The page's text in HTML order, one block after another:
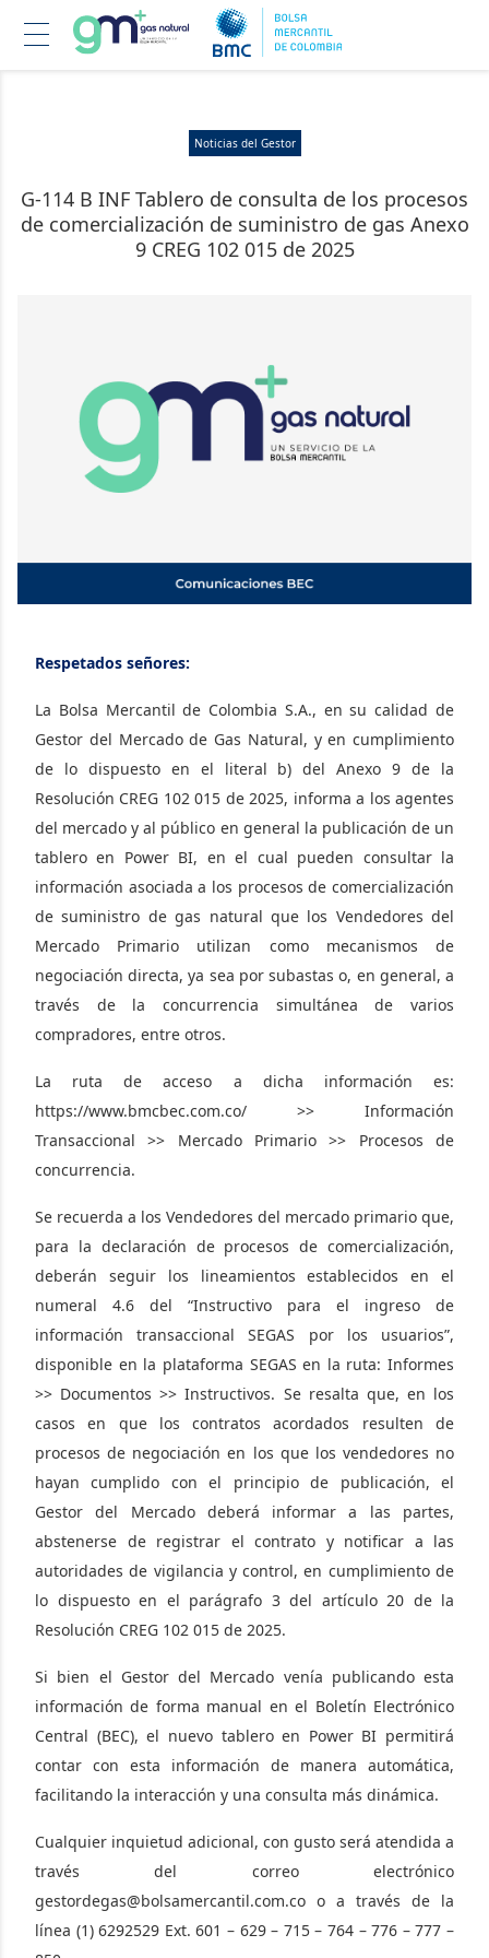
principal
Noticias del Gestor
G-114 B INF Tablero de consulta de los procesos
de comercialización de suministro de gas Anexo
9 CREG 102 015 de 2025
Respetados señores:
La Bolsa Mercantil de Colombia S.A., en su calidad de
Gestor del Mercado de Gas Natural, y en cumplimiento
de lo dispuesto en el literal b) del Anexo 9 de la
Resolución CREG 102 015 de 2025, informa a los agentes
del mercado y al público en general la publicación de un
tablero en Power BI, en el cual pueden consultar la
información asociada a los procesos de comercialización
de suministro de gas natural que los Vendedores del
Mercado Primario utilizan como mecanismos de
negociación directa, ya sea por subastas o, en general, a
través de la concurrencia simultánea de varios
compradores, entre otros.
La ruta de acceso a dicha información es:
https://www.bmcbec.com.co/ >> Información
Transaccional >> Mercado Primario >> Procesos de
concurrencia.
Se recuerda a los Vendedores del mercado primario que,
para la declaración de procesos de comercialización,
deberán seguir los lineamientos establecidos en el
numeral 4.6 del “Instructivo para el ingreso de
información transaccional SEGAS por los usuarios”,
disponible en la plataforma SEGAS en la ruta: Informes
>> Documentos >> Instructivos. Se resalta que, en los
casos en que los contratos acordados resulten de
procesos de negociación en los que los vendedores no
hayan cumplido con el principio de publicación, el
Gestor del Mercado deberá informar a las partes,
abstenerse de registrar el contrato y notificar a las
autoridades de vigilancia y control, en cumplimiento de
lo dispuesto en el parágrafo 3 del artículo 20 de la
Resolución CREG 102 015 de 2025.
Si bien el Gestor del Mercado venía publicando esta
información de forma manual en el Boletín Electrónico
Central (BEC), el nuevo tablero en Power BI permitirá
contar con esta información de manera automática,
facilitando la interacción y una consulta más dinámica.
Cualquier inquietud adicional, con gusto será atendida a
través del correo electrónico
gestordegas@bolsamercantil.com.co o a través de la
línea (1) 6292529 Ext. 601 – 629 – 715 – 764 – 776 – 777 –